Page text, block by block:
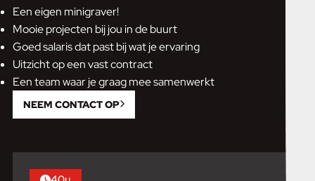
Een eigen minigraver!
Mooie projecten bij jou in de buurt
Goed salaris dat past bij wat je ervaring
Uitzicht op een vast contract
Een team waar je graag mee samenwerkt
NEEM CONTACT OP